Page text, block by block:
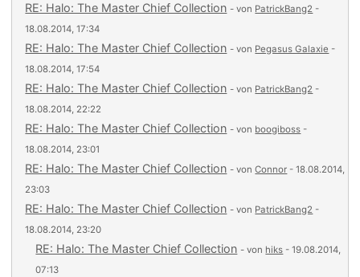
RE: Halo: The Master Chief Collection - von PatrickBang2 -
18.08.2014, 17:34
RE: Halo: The Master Chief Collection - von Pegasus Galaxie -
18.08.2014, 17:54
RE: Halo: The Master Chief Collection - von PatrickBang2 -
18.08.2014, 22:22
RE: Halo: The Master Chief Collection - von boogiboss -
18.08.2014, 23:01
RE: Halo: The Master Chief Collection - vonConnor - 18.08.2014,
23:03
RE: Halo: The Master Chief Collection - von PatrickBang2 -
18.08.2014, 23:20
RE: Halo: The Master Chief Collection - von hiks - 19.08.2014,
07:13